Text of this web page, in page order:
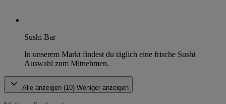
Sushi Bar
In unserem Markt findest du täglich eine frische Sushi
Auswahl zum Mitnehmen.
Alle anzeigen (10) Weniger anzeigen